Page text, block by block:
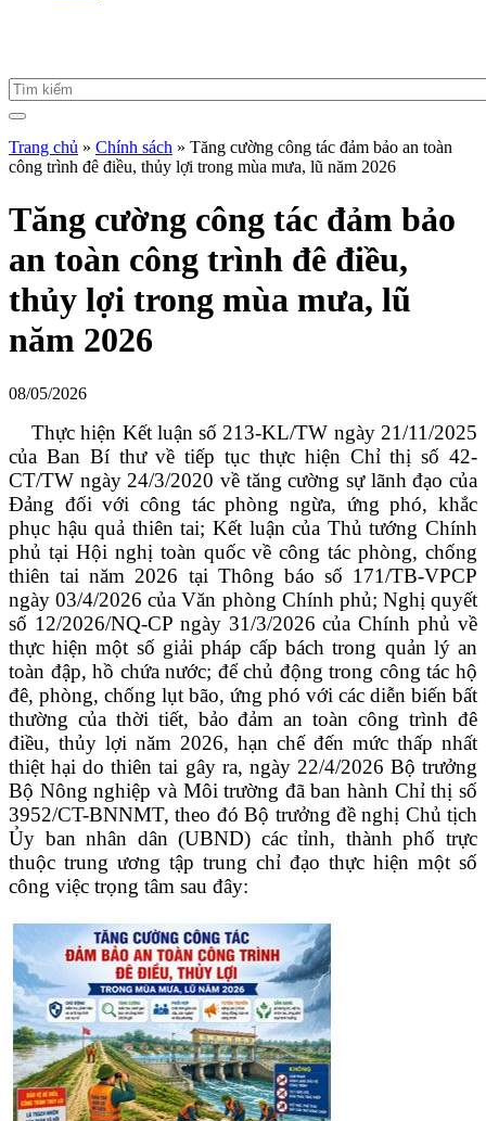
Trang chủ » Chính sách » Tăng cường công tác đảm bảo an toàn
công trình đê điều, thủy lợi trong mùa mưa, lũ năm 2026
Tăng cường công tác đảm bảo
an toàn công trình đê điều,
thủy lợi trong mùa mưa, lũ
năm 2026
08/05/2026
Thực hiện Kết luận số 213-KL/TW ngày 21/11/2025
của Ban Bí thư về tiếp tục thực hiện Chỉ thị số 42-
CT/TW ngày 24/3/2020 về tăng cường sự lãnh đạo của
Đảng đối với công tác phòng ngừa, ứng phó, khắc
phục hậu quả thiên tai; Kết luận của Thủ tướng Chính
phủ tại Hội nghị toàn quốc về công tác phòng, chống
thiên tai năm 2026 tại Thông báo số 171/TB-VPCP
ngày 03/4/2026 của Văn phòng Chính phủ; Nghị quyết
số 12/2026/NQ-CP ngày 31/3/2026 của Chính phủ về
thực hiện một số giải pháp cấp bách trong quản lý an
toàn đập, hồ chứa nước; để chủ động trong công tác hộ
đê, phòng, chống lụt bão, ứng phó với các diễn biến bất
thường của thời tiết, bảo đảm an toàn công trình đê
điều, thủy lợi năm 2026, hạn chế đến mức thấp nhất
thiệt hại do thiên tai gây ra, ngày 22/4/2026 Bộ trưởng
Bộ Nông nghiệp và Môi trường đã ban hành Chỉ thị số
3952/CT-BNNMT, theo đó Bộ trưởng đề nghị Chủ tịch
Ủy ban nhân dân (UBND) các tỉnh, thành phố trực
thuộc trung ương tập trung chỉ đạo thực hiện một số
công việc trọng tâm sau đây: